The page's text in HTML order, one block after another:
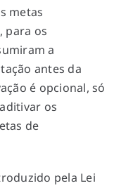
metas
para os
a
antes da
é opcional, só
os
de
pela Lei